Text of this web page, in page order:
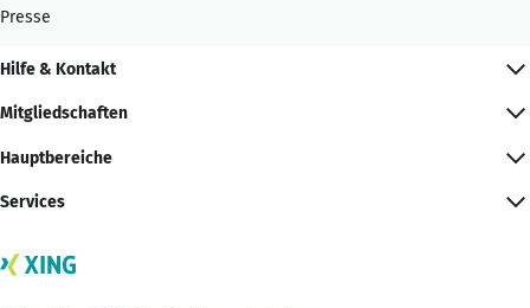
Presse
Hilfe & Kontakt
Mitgliedschaften
Hauptbereiche
Services